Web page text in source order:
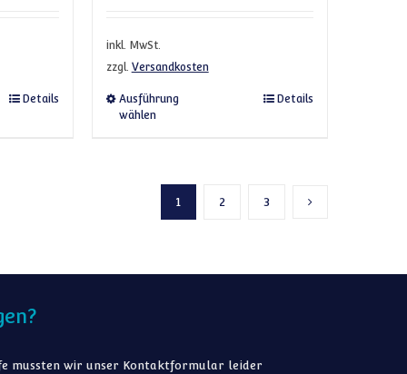
können auf der Produktseite gewählt werden
weist mehrere Varianten auf. Die Optionen können auf der
Details
inkl. MwSt.
zzgl. Versandkosten
Ausführung
wählen
Dieses Produkt weist mehrere
Details
1 2 3 Nächste Seite
mussten wir unser Kontaktformular leider